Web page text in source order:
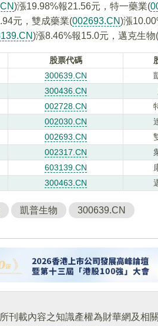
)漲19.98%報21.56元，特一藥業(
元，雙成藥業(002693.CN)漲
)漲8.46%報15.0元，邁克生物(
股票代碼
300639.CN
300436.CN
002728.CN
002030.CN
002693.CN
002317.CN
603139.CN
300463.CN
凱普生物 300639.CN
刊載內容之知識產權為財華網及相